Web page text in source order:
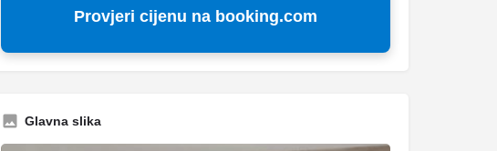
Provjeri cijenu na booking.com
Glavna slika